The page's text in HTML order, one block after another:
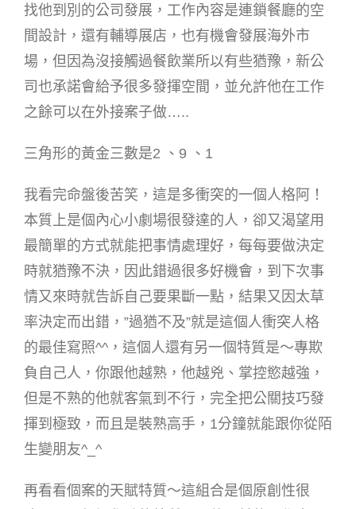
找他到別的公司發展，工作內容是連鎖餐廳的空
間設計，還有輔導展店，也有機會發展海外市
場，但因為沒接觸過餐飲業所以有些猶豫，新公
司也承諾會給予很多發揮空間，並允許他在工作
之餘可以在外接案子做…..
三角形的黃金三數是2 、9 、1
我看完命盤後苦笑，這是多衝突的一個人格阿！
本質上是個內心小劇場很發達的人，卻又渴望用
最簡單的方式就能把事情處理好，每每要做決定
時就猶豫不決，因此錯過很多好機會，到下次事
情又來時就告訴自己要果斷一點，結果又因太草
率決定而出錯，”過猶不及”就是這個人衝突人格
的最佳寫照^^，這個人還有另一個特質是～專欺
負自己人，你跟他越熟，他越兇、掌控慾越強，
但是不熟的他就客氣到不行，完全把公關技巧發
揮到極致，而且是裝熟高手，1分鐘就能跟你從陌
生變朋友^_^
再看看個案的天賦特質～這組合是個原創性很